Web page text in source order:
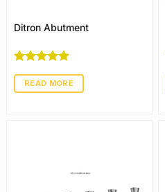
Ditron Abutment
Rated5out
of 5
READ MORE